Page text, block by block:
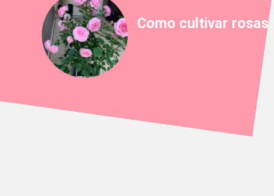
Como cultivar rosas